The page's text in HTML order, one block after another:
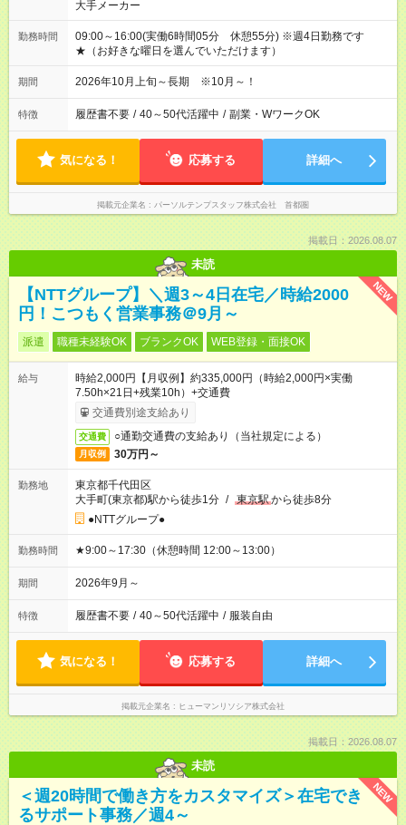
大手メーカー
勤務時間
09:00～16:00(実働6時間05分 休憩55分) ※週4日勤務です
★（お好きな曜日を選んでいただけます）
期間 2026年10月上旬～長期 ※10月～！
特徴 履歴書不要 / 40～50代活躍中 / 副業・WワークOK
気になる！ 応募する 詳細へ
掲載元企業名 パーソルテンプスタッフ株式会社 首都圏
掲載日：2026.08.07
未読
NEW
【NTTグループ】＼週3～4日在宅／時給2000
円！こつもく営業事務＠9月～
派遣 職種未経験OK ブランクOK WEB登録・面接OK
給与
時給2,000円【月収例】約335,000円（時給2,000円×実働
7.50h×21日+残業10h）+交通費
交通費別途支給あり
交通費 ○通勤交通費の支給あり（当社規定による）
月収例 30万円～
勤務地
東京都千代田区
大手町(東京都)駅から徒歩1分 / 東京駅から徒歩8分
●NTTグループ●
勤務時間 ★9:00～17:30（休憩時間 12:00～13:00）
期間 2026年9月～
特徴 履歴書不要 / 40～50代活躍中 / 服装自由
気になる！ 応募する 詳細へ
掲載元企業名 ヒューマンリソシア株式会社
掲載日：2026.08.07
未読
NEW
＜週20時間で働き方をカスタマイズ＞在宅でき
るサポート事務／週4～